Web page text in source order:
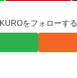
KUROをフォローする